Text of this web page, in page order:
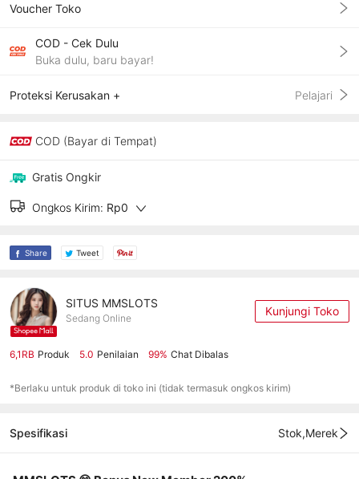
Voucher Toko
COD - Cek Dulu
Buka dulu, baru bayar!
Proteksi Kerusakan + Pelajari
COD (Bayar di Tempat)
Gratis Ongkir
Ongkos Kirim: Rp0
Share Tweet
SITUS MMSLOTS
Sedang Online Kunjungi Toko
6,1RB Produk 5.0 Penilaian 99% Chat Dibalas
*Berlaku untuk produk di toko ini (tidak termasuk ongkos kirim)
Spesifikasi Stok,Merek